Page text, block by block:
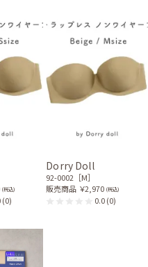
して)
ドレスにはベルトがついている
ので最初はこれでウエストを細く
とこれはこれで良かったです。
ベージュのシンプルボレロ
(税込)
(0)
Dorry Doll
92-0002［M］
販売商品 ￥2,970 (税込)
0.0(0)